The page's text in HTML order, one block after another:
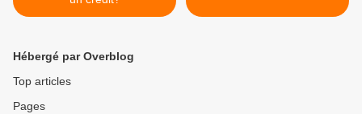
Hébergé par Overblog
Top articles
Pages